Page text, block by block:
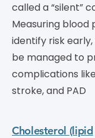
called a “silent”
Measuring blood
identify risk
be managed to
complications
stroke, and PAD
Cholesterol (lipid